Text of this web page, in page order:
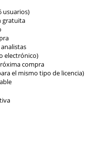
usuarios)
gratuita
electrónico)
compra
el mismo tipo de licencia)